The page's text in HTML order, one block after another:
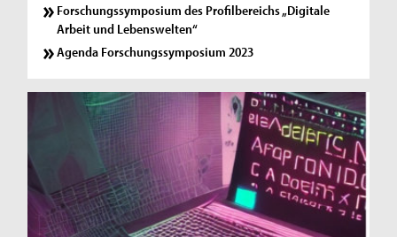
Forschungssymposium des Profilbereichs „Digitale
Arbeit und Lebenswelten“
Agenda Forschungssymposium 2023